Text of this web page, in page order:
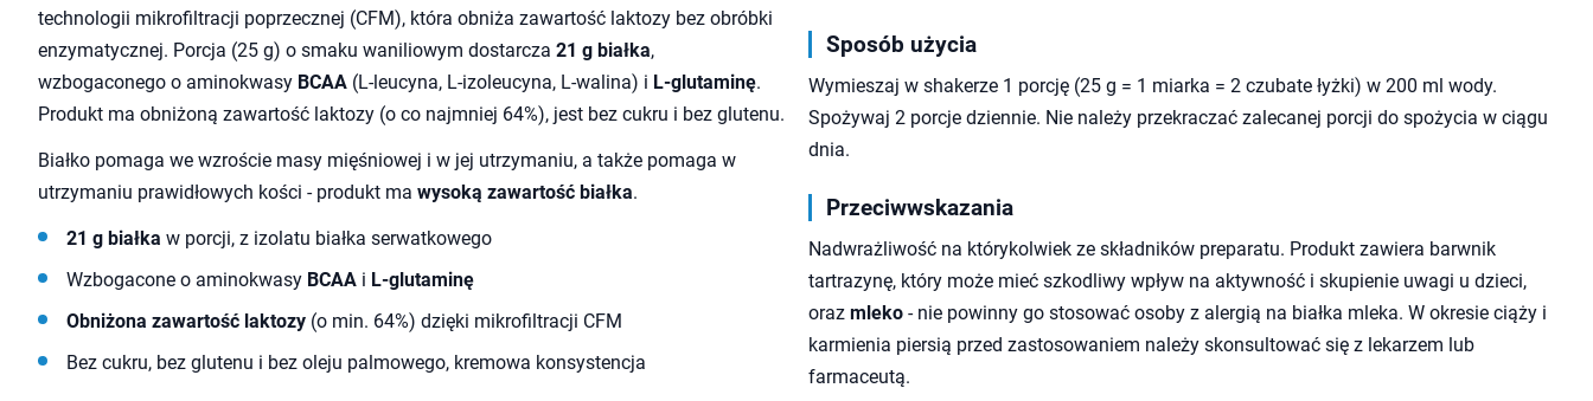
technologii mikrofiltracji poprzecznej (CFM), która obniża zawartość laktozy bez obróbki
enzymatycznej. Porcja (25 g) o smaku waniliowym dostarcza 21 g białka,
wzbogaconego o aminokwasy BCAA (L-leucyna, L-izoleucyna, L-walina) i L-glutaminę.
Produkt ma obniżoną zawartość laktozy (o co najmniej 64%), jest bez cukru i bez glutenu.
Białko pomaga we wzroście masy mięśniowej i w jej utrzymaniu, a także pomaga w
utrzymaniu prawidłowych kości - produkt ma wysoką zawartość białka.
21 g białka w porcji, z izolatu białka serwatkowego
Wzbogacone o aminokwasy BCAA i L-glutaminę
Obniżona zawartość laktozy (o min. 64%) dzięki mikrofiltracji CFM
Bez cukru, bez glutenu i bez oleju palmowego, kremowa konsystencja
Sposób użycia
Wymieszaj w shakerze 1 porcję (25 g = 1 miarka = 2 czubate łyżki) w 200 ml wody.
Spożywaj 2 porcje dziennie. Nie należy przekraczać zalecanej porcji do spożycia w ciągu
dnia.
Przeciwwskazania
Nadwrażliwość na którykolwiek ze składników preparatu. Produkt zawiera barwnik
tartrazynę, który może mieć szkodliwy wpływ na aktywność i skupienie uwagi u dzieci,
oraz mleko - nie powinny go stosować osoby z alergią na białka mleka. W okresie ciąży i
karmienia piersią przed zastosowaniem należy skonsultować się z lekarzem lub
farmaceutą.